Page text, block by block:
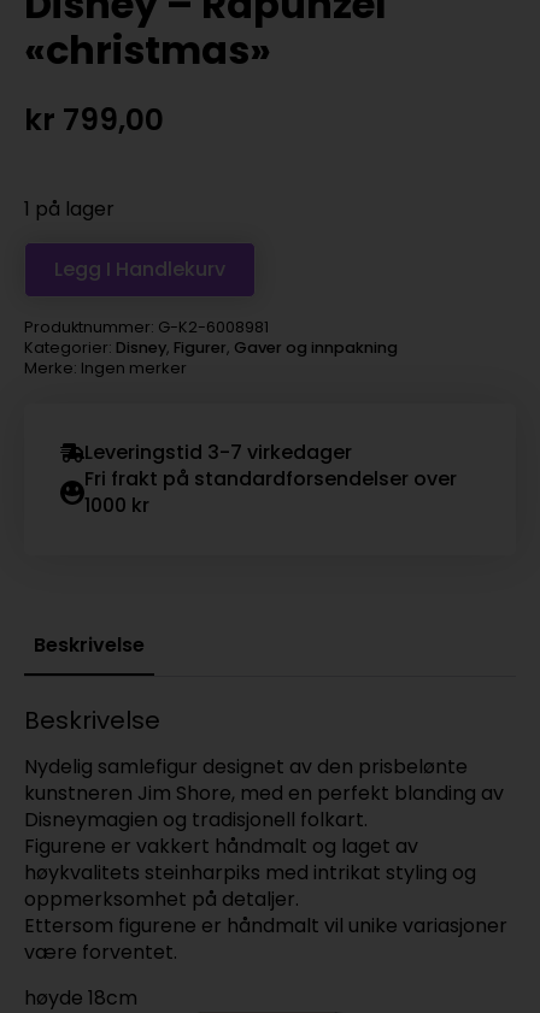
«christmas»
kr 799,00
1 på lager
Legg I Handlekurv
Produktnummer: G-K2-6008981
Kategorier: Disney, Figurer, Gaver og innpakning
Merke: Ingen merker
Leveringstid 3-7 virkedager
Fri frakt på standardforsendelser over
1000 kr
Beskrivelse
Beskrivelse
Nydelig samlefigur designet av den prisbelønte
kunstneren Jim Shore, med en perfekt blanding av
Disneymagien og tradisjonell folkart.
Figurene er vakkert håndmalt og laget av
høykvalitets steinharpiks med intrikat styling og
oppmerksomhet på detaljer.
Ettersom figurene er håndmalt vil unike variasjoner
være forventet.
høyde 18cm